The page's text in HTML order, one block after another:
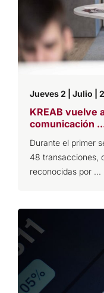
Jueves 2 | Julio |
KREAB vuelve
comunicación
Durante el primer
48 transacciones,
reconocidas por ...